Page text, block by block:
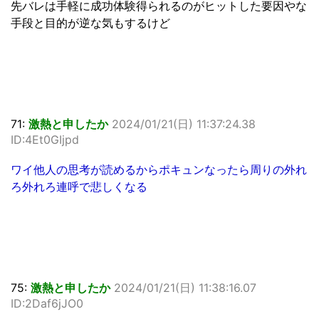
先バレは手軽に成功体験得られるのがヒットした要因やな
手段と目的が逆な気もするけど
71: 激熱と申したか 2024/01/21(日) 11:37:24.38
ID:4Et0GIjpd
ワイ他人の思考が読めるからポキュンなったら周りの外れ
ろ外れろ連呼で悲しくなる
75: 激熱と申したか 2024/01/21(日) 11:38:16.07
ID:2Daf6jJO0